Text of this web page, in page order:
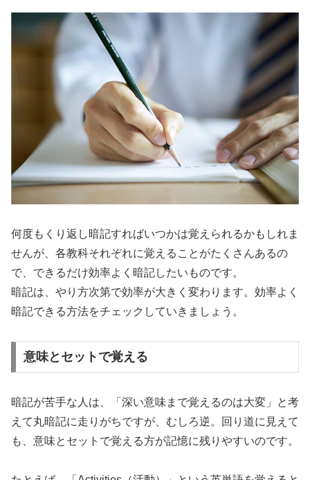
何度もくり返し暗記すればいつかは覚えられるかもしれま
せんが、各教科それぞれに覚えることがたくさんあるの
で、できるだけ効率よく暗記したいものです。
暗記は、やり方次第で効率が大きく変わります。効率よく
暗記できる方法をチェックしていきましょう。
意味とセットで覚える
暗記が苦手な人は、「深い意味まで覚えるのは大変」と考
えて丸暗記に走りがちですが、むしろ逆。回り道に見えて
も、意味とセットで覚える方が記憶に残りやすいのです。